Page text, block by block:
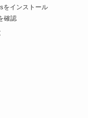
をインストール
確認